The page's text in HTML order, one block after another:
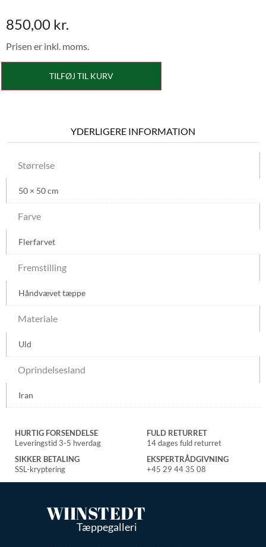
850,00 kr.
Prisen er inkl. moms.
TILFØJ TIL KURV
YDERLIGERE INFORMATION
Størrelse
50 × 50 cm
Farve
Flerfarvet
Fremstilling
Håndvævet tæppe
Materiale
Uld
Oprindelsesland
Iran
HURTIG FORSENDELSE
Leveringstid 3-5 hverdag
FULD RETURRET
14 dages fuld returret
SIKKER BETALING
SSL-kryptering
EKSPERTRÅDGIVNING
+45 29 44 35 08
WIINSTEDT
Tæppegalleri